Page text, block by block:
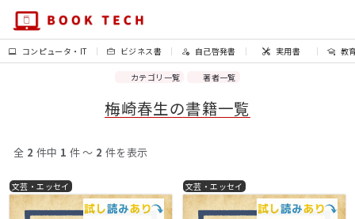
コンピュータ・IT ビジネス書 自己啓発書 実用書 教
カテゴリ一覧 著者一覧
梅崎春生の書籍一覧
全 2 件中 1 件 〜 2 件を表示
文芸・エッセイ 文芸・エッセイ